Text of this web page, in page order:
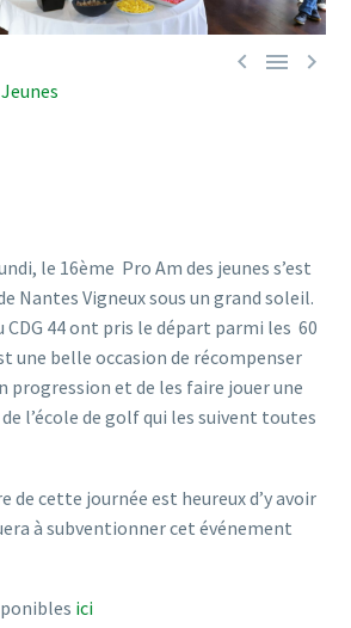
  
Jeunes
le 16ème Pro Am des jeunes s’est
Nantes Vigneux sous un grand soleil.
CDG 44 ont pris le départ parmi les 60
une belle occasion de récompenser
progression et de les faire jouer une
l’école de golf qui les suivent toutes
de cette journée est heureux d’y avoir
à subventionner cet événement
ici